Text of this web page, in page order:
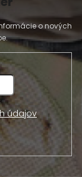
o nových
Vložením e-mailu súhlasíte s
údajov